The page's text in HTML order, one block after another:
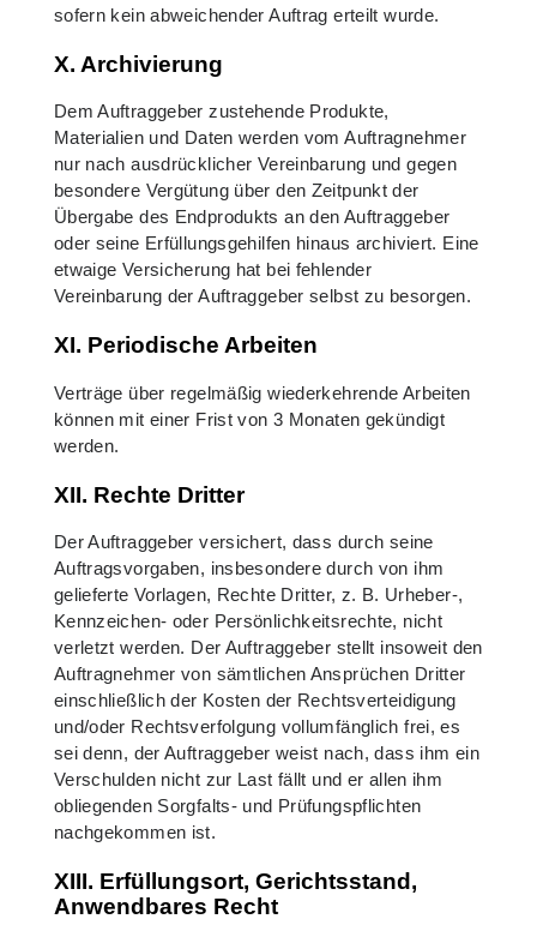
sofern kein abweichender Auftrag erteilt wurde.
X. Archivierung
Dem Auftraggeber zustehende Produkte,
Materialien und Daten werden vom Auftragnehmer
nur nach ausdrücklicher Vereinbarung und gegen
besondere Vergütung über den Zeitpunkt der
Übergabe des Endprodukts an den Auftraggeber
oder seine Erfüllungsgehilfen hinaus archiviert. Eine
etwaige Versicherung hat bei fehlender
Vereinbarung der Auftraggeber selbst zu besorgen.
XI. Periodische Arbeiten
Verträge über regelmäßig wiederkehrende Arbeiten
können mit einer Frist von 3 Monaten gekündigt
werden.
XII. Rechte Dritter
Der Auftraggeber versichert, dass durch seine
Auftragsvorgaben, insbesondere durch von ihm
gelieferte Vorlagen, Rechte Dritter, z. B. Urheber-,
Kennzeichen- oder Persönlichkeitsrechte, nicht
verletzt werden. Der Auftraggeber stellt insoweit den
Auftragnehmer von sämtlichen Ansprüchen Dritter
einschließlich der Kosten der Rechtsverteidigung
und/oder Rechtsverfolgung vollumfänglich frei, es
sei denn, der Auftraggeber weist nach, dass ihm ein
Verschulden nicht zur Last fällt und er allen ihm
obliegenden Sorgfalts- und Prüfungspflichten
nachgekommen ist.
XIII. Erfüllungsort, Gerichtsstand,
Anwendbares Recht